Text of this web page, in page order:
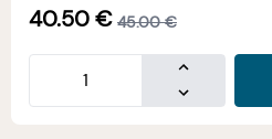
40.50€ 45.00 €